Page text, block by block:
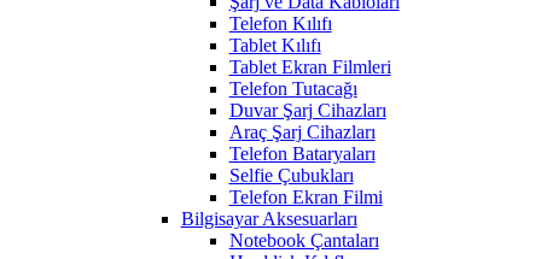
Telefon Kılıfı
Tablet Kılıfı
Tablet Ekran Filmleri
Telefon Tutacağı
Duvar Şarj Cihazları
Araç Şarj Cihazları
Telefon Bataryaları
Selfie Çubukları
Telefon Ekran Filmi
Bilgisayar Aksesuarları
Notebook Çantaları